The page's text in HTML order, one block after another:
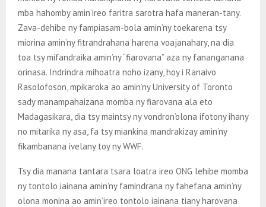
mba hahomby amin’ireo faritra sarotra hafa maneran-tany.
Zava-dehibe ny fampiasam-bola amin’ny toekarena tsy
miorina amin’ny fitrandrahana harena voajanahary, na dia
toa tsy mifandraika amin’ny “fiarovana” aza ny fananganana
orinasa. Indrindra mihoatra noho izany, hoy i Ranaivo
Rasolofoson, mpikaroka ao amin’ny University of Toronto
sady manampahaizana momba ny fiarovana ala eto
Madagasikara, dia tsy maintsy ny vondron’olona ifotony ihany
no mitarika ny asa, fa tsy miankina mandrakizay amin’ny
fikambanana ivelany toy ny WWF.
Tsy dia manana tantara tsara loatra ireo ONG lehibe momba
ny tontolo iainana amin’ny famindrana ny fahefana amin’ny
olona monina ao amin’ireo tontolo iainana tiany harovana